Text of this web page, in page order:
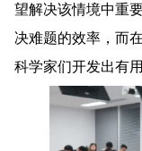
望解决该情境中重
决难题的效率，而
科学家们开发出有